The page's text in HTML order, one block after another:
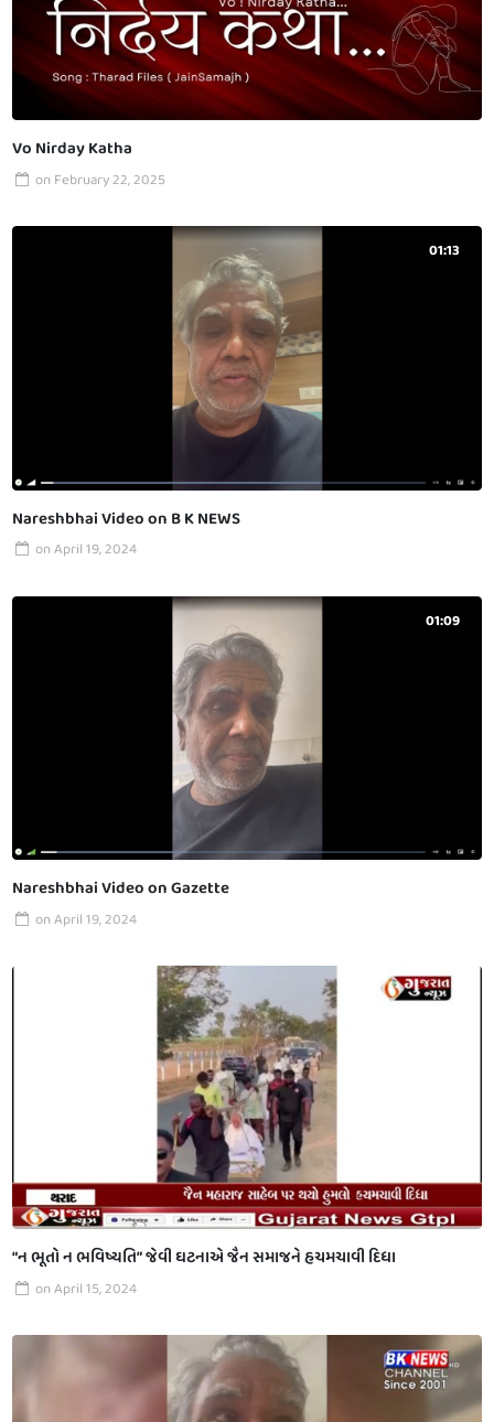
Vo Nirday Katha
on February 22, 2025
01:13
Nareshbhai Video on B K NEWS
onApril 19, 2024
01:09
Nareshbhai Video on Gazette
onApril 19, 2024
“ન ભૂતો ન ભવિષ્યતિ” જેવી ઘટનાએ જૈન સમાજને હચમચાવી દિધા
onApril 15, 2024